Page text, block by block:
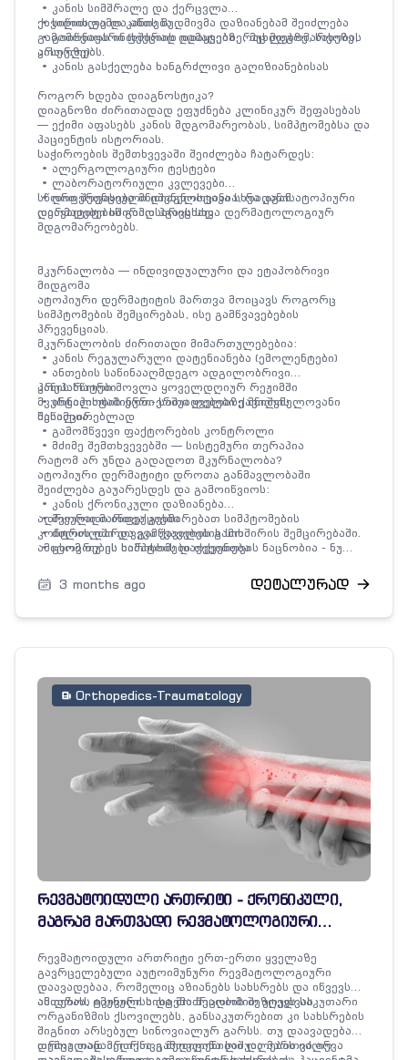
• კანის სიმშრალე და ქერცვლა
• სიწითლე და ანთება
• გამონაყარი (ხშირად იდაყვებზე, მუხლებზე, სახეზე,
კისერზე)
• კანის გასქელება ხანგრძლივი გაღიზიანებისას
ქავილის გამო კანის მუდმივმა დაზიანებამ შეიძლება
გამოიწვიოს ინფექციის დამატება, რაც მდგომარეობას
ართულებს.
როგორ ხდება დიაგნოსტიკა?
დიაგნოზი ძირითადად ეფუძნება კლინიკურ შეფასებას
— ექიმი აფასებს კანის მდგომარეობას, სიმპტომებსა და
პაციენტის ისტორიას.
საჭიროების შემთხვევაში შეიძლება ჩატარდეს:
• ალერგოლოგიური ტესტები
• ლაბორატორიული კვლევები
• დიფერენციული დიაგნოსტიკა სხვა კანის
დაავადებების გამოსარიცხად
სწორი შეფასება მნიშვნელოვანია, რადგან ატოპიური
დერმატიტი ხშირად ჰგავს სხვა დერმატოლოგიურ
მდგომარეობებს.
მკურნალობა — ინდივიდუალური და ეტაპობრივი
მიდგომა
ატოპიური დერმატიტის მართვა მოიცავს როგორც
სიმპტომების შემცირებას, ისე გამწვავებების
პრევენციას.
მკურნალობის ძირითადი მიმართულებებია:
• კანის რეგულარული დატენიანება (ემოლენტები)
• ანთების საწინააღმდეგო ადგილობრივი
პრეპარატები
• ანტიჰისტამინური საშუალებები ქავილის
შესამცირებლად
• გამომწვევი ფაქტორების კონტროლი
• მძიმე შემთხვევებში — სისტემური თერაპია
კანის სწორი მოვლა ყოველდღიურ რეჟიმში
მკურნალობის ერთ-ერთი ყველაზე მნიშვნელოვანი
ნაწილია.
რატომ არ უნდა გადადოთ მკურნალობა?
ატოპიური დერმატიტი დროთა განმავლობაში
შეიძლება გაუარესდეს და გამოიწვიოს:
• კანის ქრონიკული დაზიანება
• მეორადი ინფექციები
• ძილის დარღვევა ქავილის გამო
• ცხოვრების ხარისხის დაქვეითება
ადრეული მართვა გეხმარებათ სიმპტომების
კონტროლში და გამწვავებების სიხშირის შემცირებაში.
ამიტომ თუ ეს სიმპტომები თქვენთვის ნაცნობია - ნუ
ჯანმრთელობაზე!
3 months ago დეტალურად
Orthopedics-Traumatology
რევმატოიდული ართრიტი - ქრონიკული,
მაგრამ მართვადი რევმატოლოგიური
რევმატოიდული ართრიტი ერთ-ერთი ყველაზე
გავრცელებული აუტოიმუნური რევმატოლოგიური
დაავადებაა, რომელიც აზიანებს სახსრებს და იწვევს
ანთებას, ტკივილსა და მოძრაობის შეზღუდვას.
ამ დროს იმუნური სისტემა შეცდომით უტევს საკუთარი
ორგანიზმის ქსოვილებს, განსაკუთრებით კი სახსრების
შიგნით არსებულ სინოვიალურ გარსს. თუ დაავადება
დროულად არ იქნა გამოვლენილი და მართვა არ
თუმცა თანამედროვე მედიცინა საშუალებას იძლევა